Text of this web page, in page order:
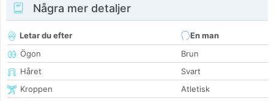
Några mer detaljer
Letar du efter
En man
Ögon
Brun
Håret
Svart
Kroppen
Atletisk